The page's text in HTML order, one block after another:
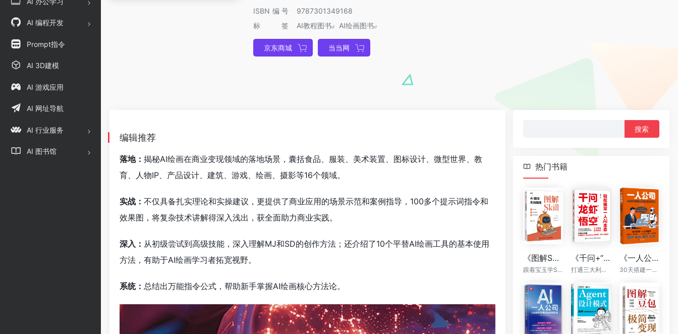
AI 编程开发
Prompt指令
AI 3D建模
AI 游戏应用
AI 网址导航
AI 行业服务
AI 图书馆
ISBN编号
9787301349168
标签
AI教程图书 AI绘画图书
京东商城 当当网
编辑推荐
落地： 揭秘AI绘画在商业变现领域的落地场景，囊括食品、服装、美术装置、图标设计、微型世界、教
育、人物IP、产品设计、建筑、游戏、绘画、摄影等16个领域。
实战： 不仅具备扎实理论和实操建议，更提供了商业应用的场景示范和案例指导，100多个提示词指令和
效果图，将复杂技术讲解得深入浅出，获全面助力商业实践。
深入： 从初级尝试到高级技能，深入理解MJ和SD的创作方法；还介绍了10个平替AI绘画工具的基本使用
方法，有助于AI绘画学习者拓宽视野。
系统： 总结出万能指令公式，帮助新手掌握AI绘画核心方法论。
热门书籍
《图解Skill：AI提效实战指南》
跟着宝玉学Skill，让你的AI自动出活
《千问+“龙虾”+“悟空”：轻松搞定一人AI生态》
打通三大利器，千问提示词，OpenClaw自动执行，“悟空”全能落地
《一人公司：AI时代普通人的财富新风口》
30天搭建一人公司框架